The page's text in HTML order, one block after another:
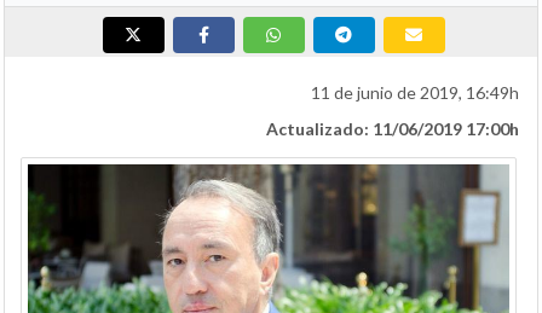
11 de junio de 2019, 16:49h
Actualizado: 11/06/2019 17:00h